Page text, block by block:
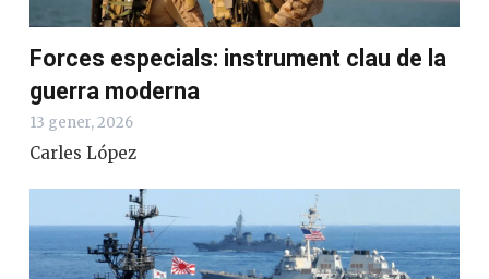
Forces especials: instrument clau de la
guerra moderna
13 gener, 2026
Carles López